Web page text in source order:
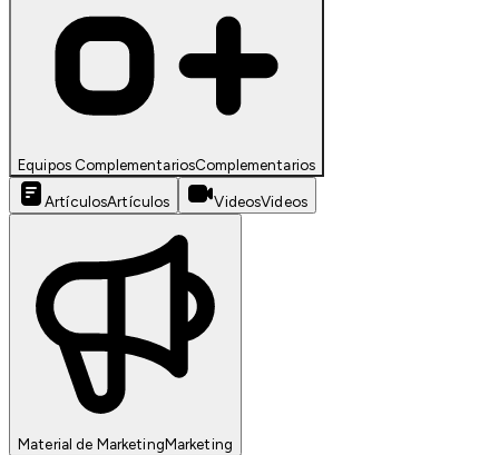
Equipos ComplementariosComplementarios
ArtículosArtículos VideosVideos
Material de MarketingMarketing